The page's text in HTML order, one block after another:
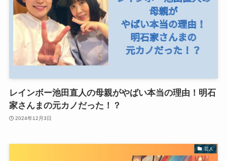
レインボー池田直人の母親がやばい本当の理由！明石
家さんまの元カノだった！？
2024年12月3日
芸人